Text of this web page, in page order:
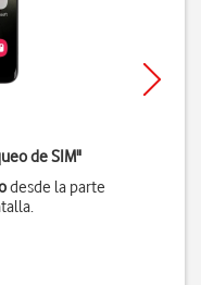
de SIM"
desde la parte